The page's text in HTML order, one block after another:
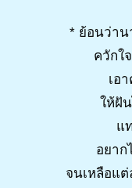
* ย้อนว่าน
ควักใ
เอ
ให้ฝั
แ
อยาก
จนเหลือแต่